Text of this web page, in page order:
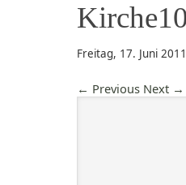
Freitag, 17. Juni 2011
← Previous Next →